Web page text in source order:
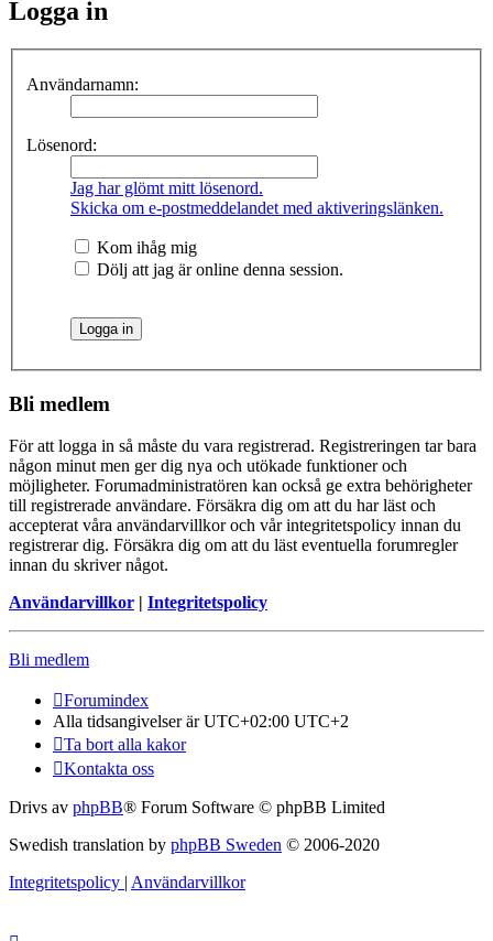
Logga in
Användarnamn:
Lösenord:
Jag har glömt mitt lösenord.
Skicka om e-postmeddelandet med aktiveringslänken.
Kom ihåg mig
Dölj att jag är online denna session.
Bli medlem
För att logga in så måste du vara registrerad. Registreringen tar bara
någon minut men ger dig nya och utökade funktioner och
möjligheter. Forumadministratören kan också ge extra behörigheter
till registrerade användare. Försäkra dig om att du har läst och
accepterat våra användarvillkor och vår integritetspolicy innan du
registrerar dig. Försäkra dig om att du läst eventuella forumregler
innan du skriver något.
Användarvillkor | Integritetspolicy
Bli medlem
Forumindex
Alla tidsangivelser är UTC+02:00 UTC+2
Ta bort alla kakor
Kontakta oss
Drivs av phpBB® Forum Software © phpBB Limited
Swedish translation by phpBB Sweden © 2006-2020
Integritetspolicy | Användarvillkor